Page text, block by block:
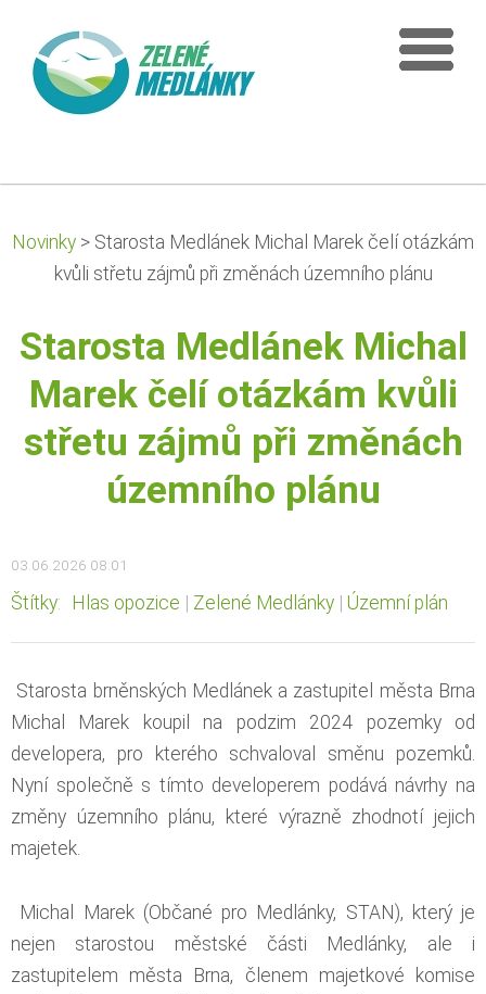
Novinky > Starosta Medlánek Michal Marek čelí otázkám
kvůli střetu zájmů při změnách územního plánu
Starosta Medlánek Michal
Marek čelí otázkám kvůli
střetu zájmů při změnách
územního plánu
03.06.2026 08:01
Štítky: Hlas opozice Zelené Medlánky Územní plán
Starosta brněnských Medlánek a zastupitel města Brna
Michal Marek koupil na podzim 2024 pozemky od
developera, pro kterého schvaloval směnu pozemků.
Nyní společně s tímto developerem podává návrhy na
změny územního plánu, které výrazně zhodnotí jejich
majetek.
Michal Marek (Občané pro Medlánky, STAN), který je
nejen starostou městské části Medlánky, ale i
zastupitelem města Brna, členem majetkové komise